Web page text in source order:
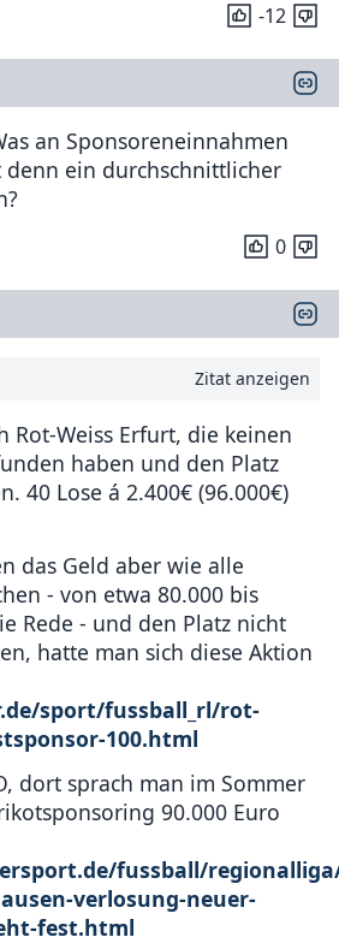
-12
an Sponsoreneinnahmen
ein durchschnittlicher
0
Zitat anzeigen
Rot-Weiss Erfurt, die keinen
haben und den Platz
40 Lose á 2.400€ (96.000€)
das Geld aber wie alle
- von etwa 80.000 bis
Rede - und den Platz nicht
hatte man sich diese Aktion
sport/fussball_rl/rot-
100.html
dort sprach man im Sommer
90.000 Euro
fussball/
verlosung-neuer-
fest.html